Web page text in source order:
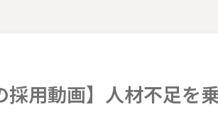
採用動画】人材不足を